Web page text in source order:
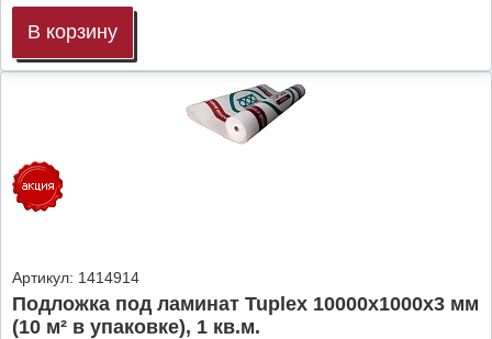
В корзину
Артикул: 1414914
Подложка под ламинат Tuplex 10000x1000x3 мм
(10 м² в упаковке), 1 кв.м.